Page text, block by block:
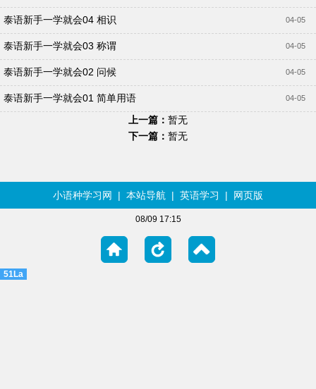
04-05
泰语新手一学就会04 相识
04-05
泰语新手一学就会03 称谓
04-05
泰语新手一学就会02 问候
04-05
泰语新手一学就会01 简单用语
上一篇： 暂无
下一篇： 暂无
小语种学习网 | 本站导航 | 英语学习 | 网页版
08/09 17:15
51La